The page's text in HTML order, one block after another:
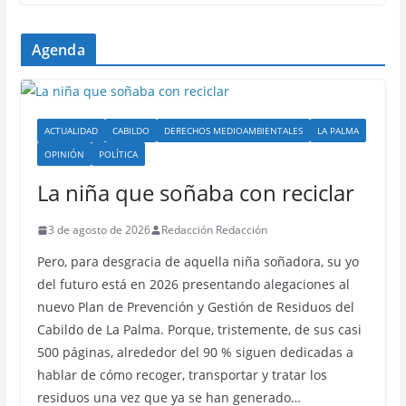
Agenda
ACTUALIDAD CABILDO DERECHOS MEDIOAMBIENTALES
LA PALMA
OPINIÓN
POLÍTICA
La niña que soñaba con reciclar
3 de agosto de 2026 Redacción Redacción
Pero, para desgracia de aquella niña soñadora, su yo
del futuro está en 2026 presentando alegaciones al
nuevo Plan de Prevención y Gestión de Residuos del
Cabildo de La Palma. Porque, tristemente, de sus casi
500 páginas, alrededor del 90 % siguen dedicadas a
hablar de cómo recoger, transportar y tratar los
residuos una vez que ya se han generado…